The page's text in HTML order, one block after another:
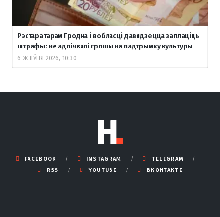
Рэстаратарам Гродна і вобласці давядзецца заплаціць
штрафы: не адлічвалі грошы на падтрымку культуры
6 ЖНІЎНЯ 2026, 10:30
FACEBOOK INSTAGRAM
TELEGRAM
RSS
YOUTUBE ВКОНТАКТЕ